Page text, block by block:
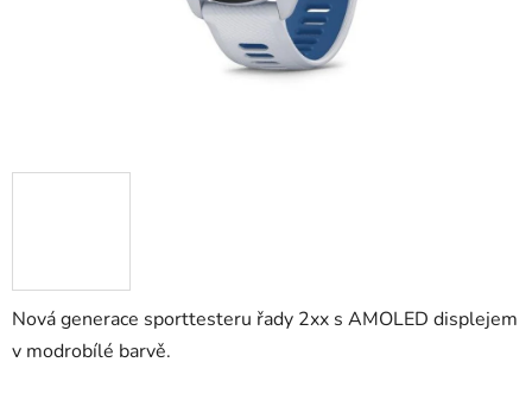
Nová generace sporttesteru řady 2xx s AMOLED displejem
v modrobílé barvě.